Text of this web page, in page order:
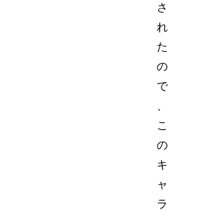
さ
れ
た
の
で
こ
の
キ
ャ
ラ